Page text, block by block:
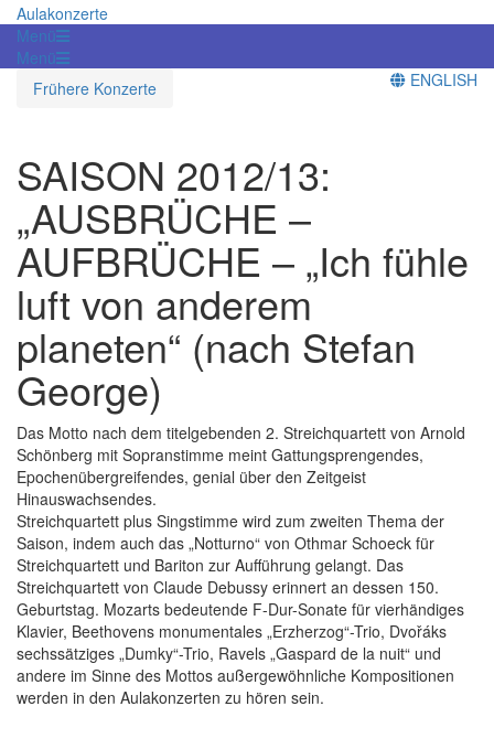
Aulakonzerte
Menü
Menü
Frühere Konzerte
ENGLISH
SAISON 2012/13:
„AUSBRÜCHE –
AUFBRÜCHE – „Ich fühle
luft von anderem
planeten“ (nach Stefan
George)
Das Motto nach dem titelgebenden 2. Streichquartett von Arnold
Schönberg mit Sopranstimme meint Gattungsprengendes,
Epochenübergreifendes, genial über den Zeitgeist
Hinauswachsendes.
Streichquartett plus Singstimme wird zum zweiten Thema der
Saison, indem auch das „Notturno“ von Othmar Schoeck für
Streichquartett und Bariton zur Aufführung gelangt. Das
Streichquartett von Claude Debussy erinnert an dessen 150.
Geburtstag. Mozarts bedeutende F-Dur-Sonate für vierhändiges
Klavier, Beethovens monumentales „Erzherzog“-Trio, Dvořáks
sechssätziges „Dumky“-Trio, Ravels „Gaspard de la nuit“ und
andere im Sinne des Mottos außergewöhnliche Kompositionen
werden in den Aulakonzerten zu hören sein.